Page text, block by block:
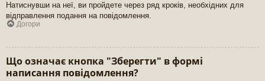
Натиснувши на неї, ви пройдете через ряд кроків, необхідних для
відправлення подання на повідомлення.
Догори
Що означає кнопка "Зберегти" в формі
написання повідомлення?